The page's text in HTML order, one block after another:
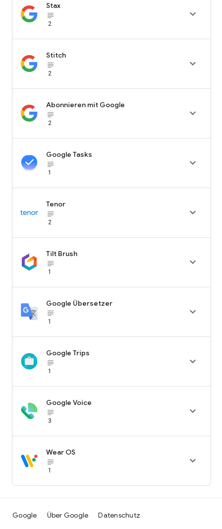
Stax
subject_black
2

Stitch
subject_black
2

Abonnieren mit Google
subject_black
2

Google Tasks
subject_black
1

Tenor
subject_black
2

Tilt Brush
subject_black
1

Google Übersetzer
subject_black
1

Google Trips
subject_black
1

Google Voice
subject_black
3

Wear OS
subject_black
1

Google Über Google Datenschutz